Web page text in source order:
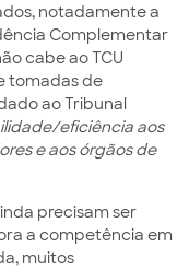
notadamente a
Complementar
cabe ao TCU
tomadas de
ao Tribunal
eficiência aos
e aos órgãos de
precisam ser
a competência em
muitos